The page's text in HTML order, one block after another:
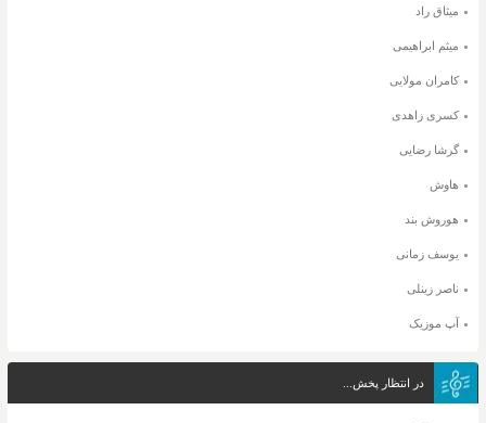
میثاق راد
میثم ابراهیمی
کامران مولایی
کسری زاهدی
گرشا رضایی
هاوش
هوروش بند
یوسف زمانی
ناصر زینلی
آپ موزیک
در انتظار پخش...